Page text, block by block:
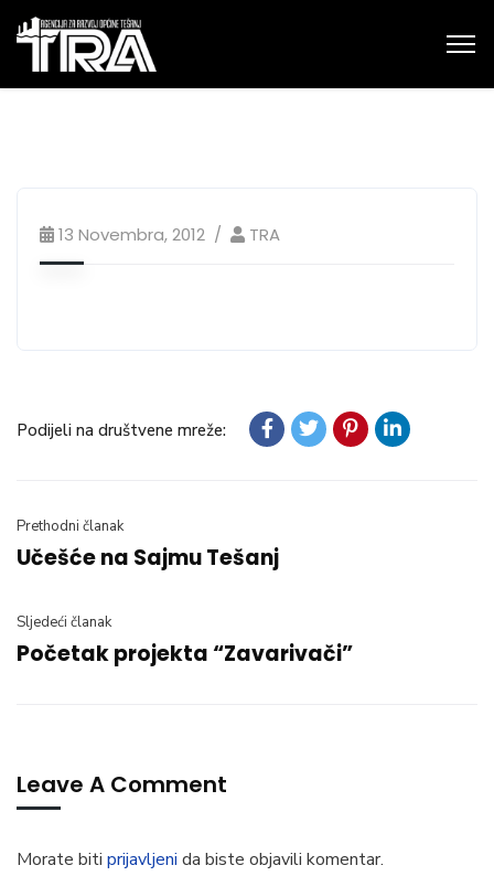
13 Novembra, 2012 TRA
Podijeli na društvene mreže:
Prethodni članak
Učešće na Sajmu Tešanj
Sljedeći članak
Početak projekta “Zavarivači”
Leave A Comment
Morate biti prijavljeni da biste objavili komentar.